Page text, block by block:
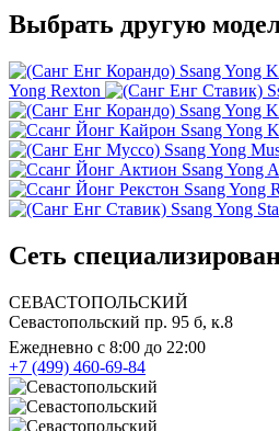
Выбрать другую
Ssang Yong
Yong Rexton
Ssang Yong
Ssang Yong
Ssang Yong
Ssang Yong
Ssang Yong
Ssang Yong
Сеть
СЕВАСТОПОЛЬСКИЙ
Севастопольский пр. 95 б, к.8
Ежедневно с 8:00 до 22:00
+7 (499) 460-69-84